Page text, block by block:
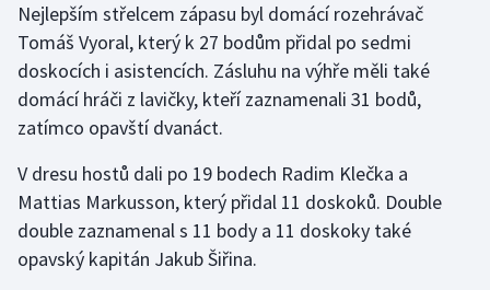
Rychlobruslení
Rychlostní kanoistika
Sportovní střelba
Stolní tenis
Nejlepším střelcem zápasu byl domácí rozehrávač
Tomáš Vyoral, který k 27 bodům přidal po sedmi
doskocích i asistencích. Zásluhu na výhře měli také
domácí hráči z lavičky, kteří zaznamenali 31 bodů,
zatímco opavští dvanáct.
V dresu hostů dali po 19 bodech Radim Klečka a
Mattias Markusson, který přidal 11 doskoků. Double
double zaznamenal s 11 body a 11 doskoky také
opavský kapitán Jakub Šiřina.